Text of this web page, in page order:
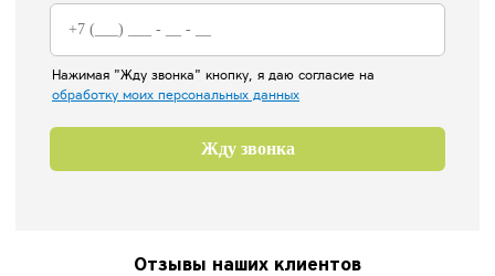
Жду звонка
Нажимая "Жду звонка" кнопку, я даю согласие на
обработку моих персональных данных
Отзывы наших клиентов